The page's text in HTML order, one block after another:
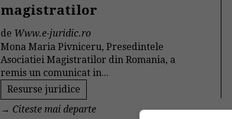
magistratilor
de Www.e-juridic.ro
Mona Maria Pivniceru, Presedintele
Asociatiei Magistratilor din Romania, a
remis un comunicat in...
Resurse juridice
→ Citeste mai departe